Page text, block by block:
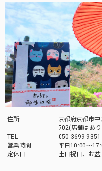
プルが良いと思い選びまし
いました。 女性の方にも
た。
この度は当店をご
います。 また機
いいたします。
薄萌葱
2026/04/27
とても素敵な商品でした。
住所
京都府京都市
702(店舗はあり
TEL
050-3699-9351
営業時間
平日10:00～
定休日
土日祝日、お